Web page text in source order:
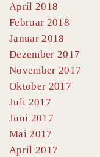
April 2018
Februar 2018
Januar 2018
Dezember 2017
November 2017
Oktober 2017
Juli 2017
Juni 2017
Mai 2017
April 2017